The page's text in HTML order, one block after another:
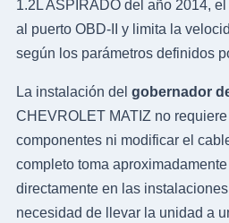
1.2L ASPIRADO del año 2014,
al puerto OBD-II y limita la
según los parámetros definidos
La instalación del gobernador
CHEVROLET MATIZ no
componentes ni modificar el
completo toma aproximadamente
directamente en las
necesidad de llevar la unidad a